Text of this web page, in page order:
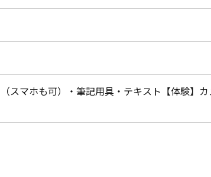
スマホも可）・筆記用具・テキスト【体験】